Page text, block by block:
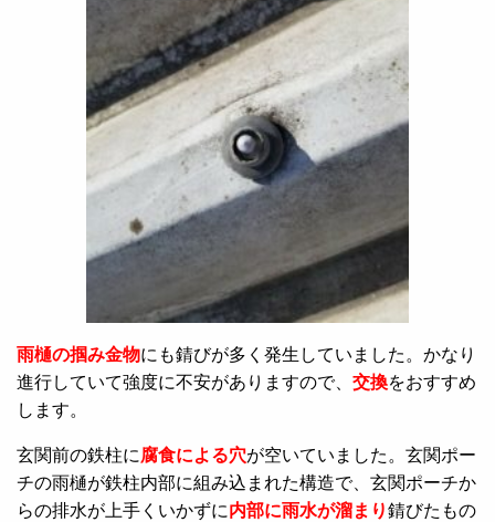
雨樋の掴み金物にも錆びが多く発生していました。かなり
進行していて強度に不安がありますので、 交換をおすすめ
します。
玄関前の鉄柱に腐食による穴が空いていました。玄関ポー
チの雨樋が鉄柱内部に組み込まれた構造で、玄関ポーチか
らの排水が上手くいかずに内部に雨水が溜まり錆びたもの